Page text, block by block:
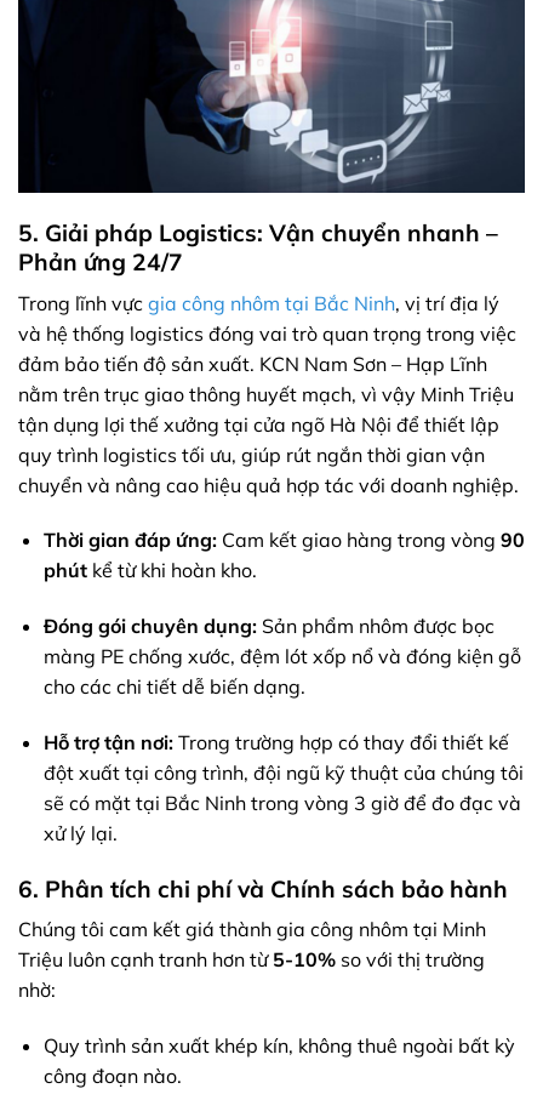
5. Giải pháp Logistics: Vận chuyển nhanh –
Phản ứng 24/7
Trong lĩnh vực gia công nhôm tại Bắc Ninh, vị trí địa lý
và hệ thống logistics đóng vai trò quan trọng trong việc
đảm bảo tiến độ sản xuất. KCN Nam Sơn – Hạp Lĩnh
nằm trên trục giao thông huyết mạch, vì vậy Minh Triệu
tận dụng lợi thế xưởng tại cửa ngõ Hà Nội để thiết lập
quy trình logistics tối ưu, giúp rút ngắn thời gian vận
chuyển và nâng cao hiệu quả hợp tác với doanh nghiệp.
Thời gian đáp ứng:Cam kết giao hàng trong vòng 90
phútkể từ khi hoàn kho.
Đóng gói chuyên dụng:Sản phẩm nhôm được bọc
màng PE chống xước, đệm lót xốp nổ và đóng kiện gỗ
cho các chi tiết dễ biến dạng.
Hỗ trợ tận nơi:Trong trường hợp có thay đổi thiết kế
đột xuất tại công trình, đội ngũ kỹ thuật của chúng tôi
sẽ có mặt tại Bắc Ninh trong vòng 3 giờ để đo đạc và
xử lý lại.
6. Phân tích chi phí và Chính sách bảo hành
Chúng tôi cam kết giá thành gia công nhôm tại Minh
Triệu luôn cạnh tranh hơn từ 5-10% so với thị trường
nhờ:
Quy trình sản xuất khép kín, không thuê ngoài bất kỳ
công đoạn nào.